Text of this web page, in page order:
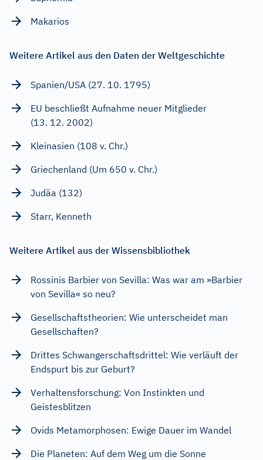
Makarios
Weitere Artikel aus den Daten der Weltgeschichte
Spanien/USA (27. 10. 1795)
EU beschließt Aufnahme neuer Mitglieder
(13. 12. 2002)
Kleinasien (108 v. Chr.)
Griechenland (Um 650 v. Chr.)
Judäa (132)
Starr, Kenneth
Weitere Artikel aus der Wissensbibliothek
Rossinis Barbier von Sevilla: Was war am »Barbier
von Sevilla« so neu?
Gesellschaftstheorien: Wie unterscheidet man
Gesellschaften?
Drittes Schwangerschaftsdrittel: Wie verläuft der
Endspurt bis zur Geburt?
Verhaltensforschung: Von Instinkten und
Geistesblitzen
Ovids Metamorphosen: Ewige Dauer im Wandel
Die Planeten: Auf dem Weg um die Sonne